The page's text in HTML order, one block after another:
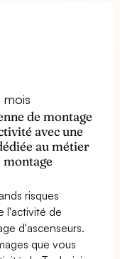
de montage
avec une
au métier
montage
risques
l'activité de
d'ascenseurs.
que vous